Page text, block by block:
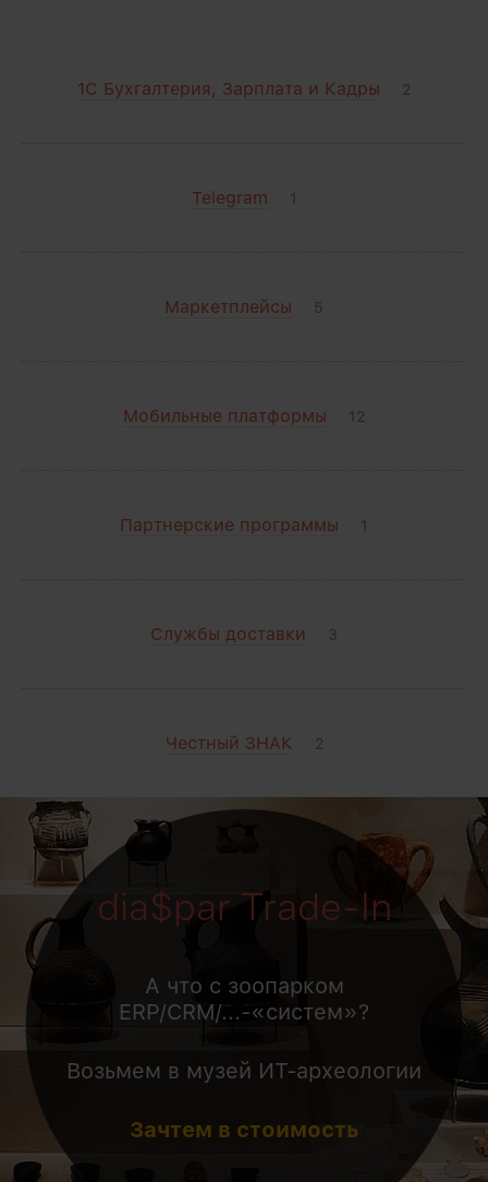
1С Бухгалтерия, Зарплата и Кадры 2
Telegram 1
Маркетплейсы 5
Мобильные платформы 12
Партнерские программы 1
Службы доставки 3
Честный ЗНАК 2
dia$par Trade-In
А что с зоопарком
ERP/CRM/...-«систем»?
Возьмем в музей ИТ-археологии
Зачтем в стоимость